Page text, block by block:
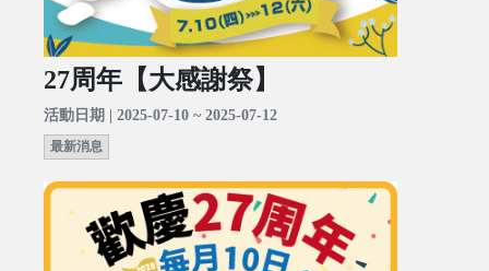
27周年【大感謝祭】
活動日期 | 2025-07-10 ~ 2025-07-12
最新消息